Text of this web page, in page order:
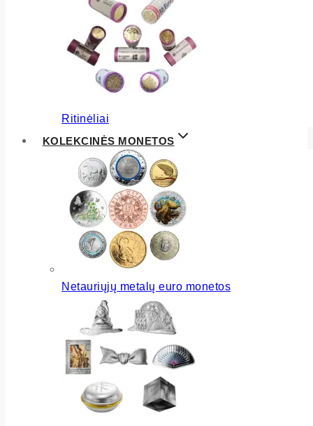
Ritinėliai
KOLEKCINĖS MONETOS
Netauriųjų metalų euro monetos